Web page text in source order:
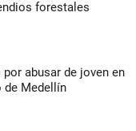
forestales
abusar de joven en
Medellín